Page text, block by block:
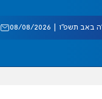
באב תשפ"ו | 08/08/2026